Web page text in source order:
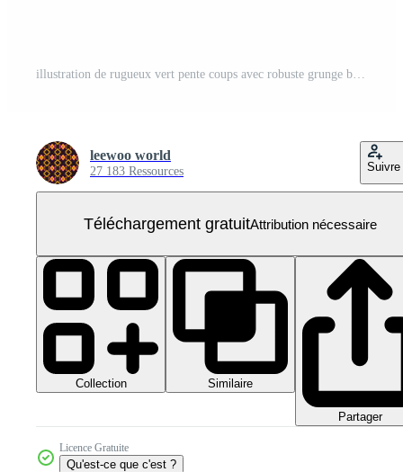
illustration de rugueux vert pente coups avec robuste grunge bords PNG Gratuit
leewoo world
27 183 Ressources Suivre
Téléchargement gratuitAttribution nécessaire
Collection Similaire
Partager
Licence Gratuite
Qu'est-ce que c'est ?